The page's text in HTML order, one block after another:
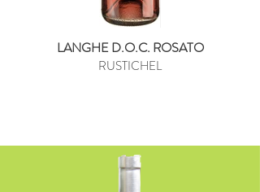
LANGHE D.O.C. ROSATO
RUSTICHEL